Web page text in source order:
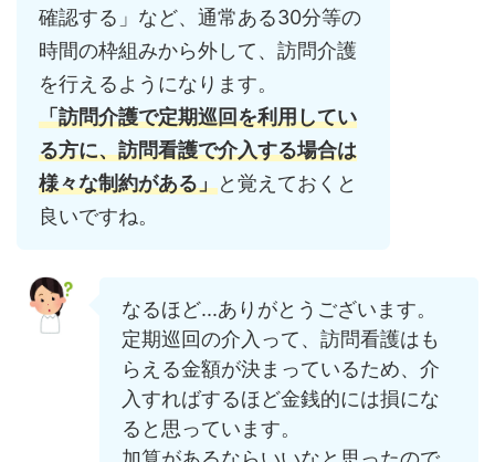
確認する」など、通常ある30分等の
時間の枠組みから外して、訪問介護
を行えるようになります。
「訪問介護で定期巡回を利用してい
る方に、訪問看護で介入する場合は
様々な制約がある」と覚えておくと
良いですね。
なるほど...ありがとうございます。
定期巡回の介入って、訪問看護はも
らえる金額が決まっているため、介
入すればするほど金銭的には損にな
ると思っています。